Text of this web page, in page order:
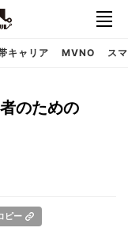
キャリア MVNO ス
のための
ピー